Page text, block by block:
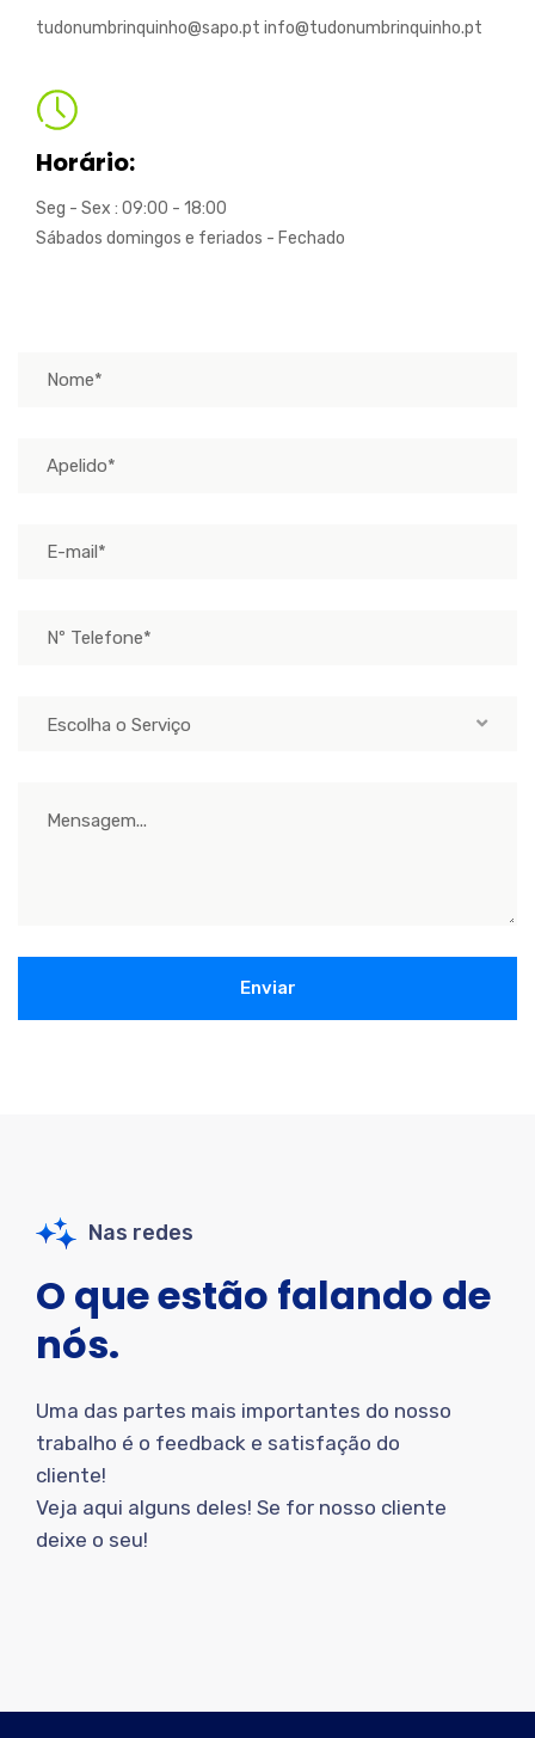
tudonumbrinquinho@sapo.pt info@tudonumbrinquinho.pt
Horário:
Seg - Sex : 09:00 - 18:00
Sábados domingos e feriados - Fechado
Escolha o Serviço
Enviar
Nas redes
O que estão falando de
nós.
Uma das partes mais importantes do nosso
trabalho é o feedback e satisfação do
cliente!
Veja aqui alguns deles! Se for nosso cliente
deixe o seu!